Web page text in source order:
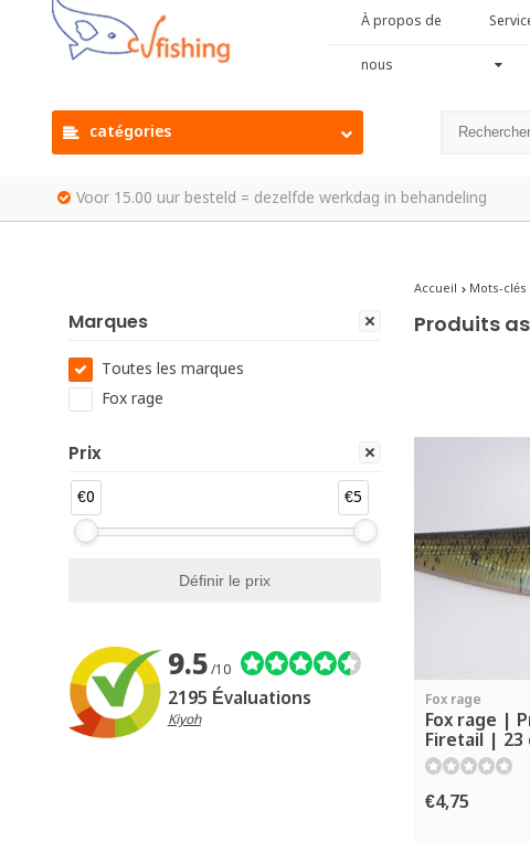
À propos de
nous
catégories
Voor 15.00 uur besteld = dezelfde werkdag in behandeling
Marques
Toutes les marques
Fox rage
Prix
€0 €5
9.5/10
2195 Évaluations
Kiyoh
Accueil Mots-clés
Produits
Fox rage
Fox rage |
Firetail | 23
€4,75